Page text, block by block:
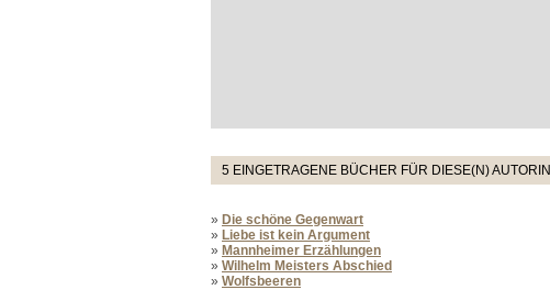
5 EINGETRAGENE BÜCHER FÜR DIESE(N) AUTORIN
» Die schöne Gegenwart
» Liebe ist kein Argument
» Mannheimer Erzählungen
» Wilhelm Meisters Abschied
» Wolfsbeeren